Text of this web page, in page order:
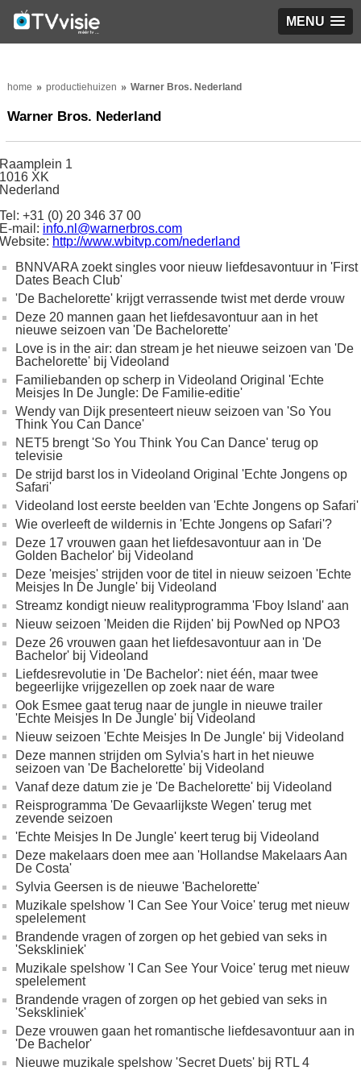
MENU
home productiehuizen Warner Bros. Nederland
Warner Bros. Nederland
Raamplein 1
1016 XK
Nederland
Tel: +31 (0) 20 346 37 00
E-mail: info.nl@warnerbros.com
Website: http://www.wbitvp.com/nederland
BNNVARA zoekt singles voor nieuw liefdesavontuur in 'First
Dates Beach Club'
'De Bachelorette' krijgt verrassende twist met derde vrouw
Deze 20 mannen gaan het liefdesavontuur aan in het
nieuwe seizoen van 'De Bachelorette'
Love is in the air: dan stream je het nieuwe seizoen van 'De
Bachelorette' bij Videoland
Familiebanden op scherp in Videoland Original 'Echte
Meisjes In De Jungle: De Familie-editie'
Wendy van Dijk presenteert nieuw seizoen van 'So You
Think You Can Dance'
NET5 brengt 'So You Think You Can Dance' terug op
televisie
De strijd barst los in Videoland Original 'Echte Jongens op
Safari'
Videoland lost eerste beelden van 'Echte Jongens op Safari'
Wie overleeft de wildernis in 'Echte Jongens op Safari'?
Deze 17 vrouwen gaan het liefdesavontuur aan in 'De
Golden Bachelor' bij Videoland
Deze 'meisjes' strijden voor de titel in nieuw seizoen 'Echte
Meisjes In De Jungle' bij Videoland​
Streamz kondigt nieuw realityprogramma 'Fboy Island' aan
Nieuw seizoen 'Meiden die Rijden' bij PowNed op NPO3
Deze 26 vrouwen gaan het liefdesavontuur aan in 'De
Bachelor' bij Videoland
Liefdesrevolutie in 'De Bachelor': niet één, maar twee
begeerlijke vrijgezellen op zoek naar de ware
Ook Esmee gaat terug naar de jungle in nieuwe trailer
'Echte Meisjes In De Jungle' bij Videoland
Nieuw seizoen 'Echte Meisjes In De Jungle' bij Videoland
Deze mannen strijden om Sylvia's hart in het nieuwe
seizoen van 'De Bachelorette' bij Videoland
Vanaf deze datum zie je 'De Bachelorette' bij Videoland
Reisprogramma 'De Gevaarlijkste Wegen' terug met
zevende seizoen
'Echte Meisjes In De Jungle' keert terug bij Videoland
Deze makelaars doen mee aan 'Hollandse Makelaars Aan
De Costa'
Sylvia Geersen is de nieuwe 'Bachelorette'
Muzikale spelshow 'I Can See Your Voice' terug met nieuw
spelelement
Brandende vragen of zorgen op het gebied van seks in
'Sekskliniek'
Muzikale spelshow 'I Can See Your Voice' terug met nieuw
spelelement
Brandende vragen of zorgen op het gebied van seks in
'Sekskliniek'
Deze vrouwen gaan het romantische liefdesavontuur aan in
'De Bachelor'
Nieuwe muzikale spelshow 'Secret Duets' bij RTL 4